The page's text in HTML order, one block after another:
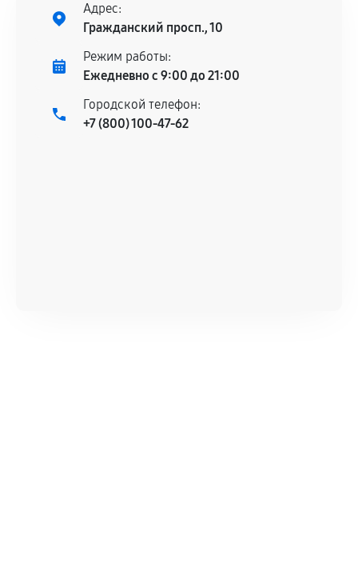
Установка была выполнена нашим сервисным
центром.
При этом гарантия на сами комплектующие
остается на стороне производителя или
сервисный центр ответственности не несет.
Адрес:
Гражданский просп., 10
Режим работы:
Ежедневно с 9:00 до 21:00
Городской телефон:
+7 (800) 100-47-62